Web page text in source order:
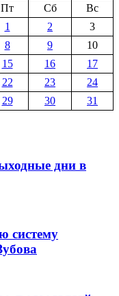
Пт Сб
Вс
1
2
3
8 9
10
15 16
17
22 23
24
29 30
31
дни в
систему